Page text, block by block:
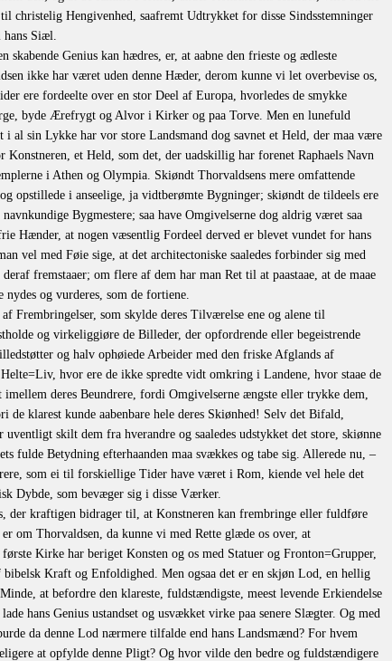
christelig Hengivenhed, saafremt Udtrykket for disse Sindsstemninger
hans Siæl.
skabende Genius kan hædres, er, at aabne den frieste og ædleste
ikke har været uden denne Hæder, derom kunne vi let overbevise os,
ere fordeelte over en stor Deel af Europa, hvorledes de smykke
byde Ærefrygt og Alvor i Kirker og paa Torve. Men en lunefuld
i al sin Lykke har vor store Landsmand dog savnet et Held, der maa være
Konstneren, et Held, som det, der uadskillig har forenet Raphaels Navn
i Athen og Olympia. Skiøndt Thorvaldsens mere omfattende
opstillede i anseelige, ja vidtberømte Bygninger; skiøndt de tildeels ere
Bygmestere; saa have Omgivelserne dog aldrig været saa
Hænder, at nogen væsentlig Fordeel derved er blevet vundet for hans
vel med Føie sige, at det architectoniske saaledes forbinder sig med
fremstaaer; om flere af dem har man Ret til at paastaae, at de maae
nydes og vurderes, som de fortiene.
Frembringelser, som skylde deres Tilværelse ene og alene til
og virkeliggiøre de Billeder, der opfordrende eller begeistrende
og halv ophøiede Arbeider med den friske Afglands af
hvor ere de ikke spredte vidt omkring i Landene, hvor staae de
deres Beundrere, fordi Omgivelserne ængste eller trykke dem,
de klarest kunde aabenbare hele deres Skiønhed! Selv det Bifald,
uventligt skilt dem fra hverandre og saaledes udstykket det store, skiønne
fulde Betydning efterhaanden maa svækkes og tabe sig. Allerede nu, –
som ei til forskiellige Tider have været i Rom, kiende vel hele det
Dybde, som bevæger sig i disse Værker.
der kraftigen bidrager til, at Konstneren kan frembringe eller fuldføre
om Thorvaldsen, da kunne vi med Rette glæde os over, at
Kirke har beriget Konsten og os med Statuer og Fronton=Grupper,
Kraft og Enfoldighed. Men ogsaa det er en skjøn Lod, en hellig
at befordre den klareste, fuldstændigste, meest levende Erkiendelse
hans Genius ustandset og usvækket virke paa senere Slægter. Og med
da denne Lod nærmere tilfalde end hans Landsmænd? For hvem
at opfylde denne Pligt? Og hvor vilde den bedre og fuldstændigere